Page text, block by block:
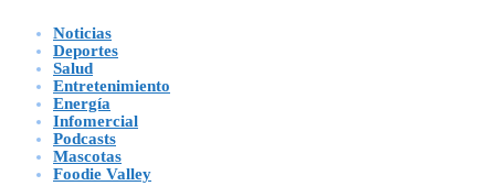
Noticias
Deportes
Salud
Entretenimiento
Energía
Infomercial
Podcasts
Mascotas
Foodie Valley